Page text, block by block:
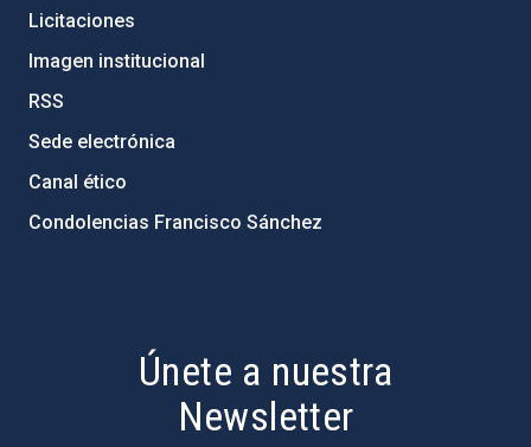
Licitaciones
Imagen institucional
RSS
Sede electrónica
Canal ético
Condolencias Francisco Sánchez
Únete a nuestra
Newsletter